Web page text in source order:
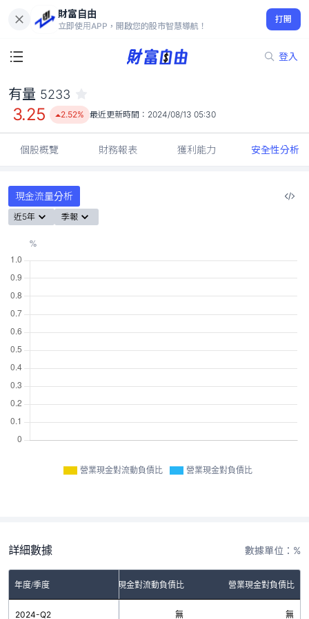
財富自由
立即使用APP，開啟您的股市智慧導航！
打開
登入
3.25
2.52%
有量 5233
3.25 2.52% 最近更新時間： 2024/08/13 05:30
個股概覽 財務報表 獲利能力 安全性分析
現金流量分析
近5年 季報
營業現金對流動負債比 營業現金對負債比
詳細數據 數據單位：%
年度/季度 營業現金對流動負債比 營業現金對負債比
2024-Q2 無 無